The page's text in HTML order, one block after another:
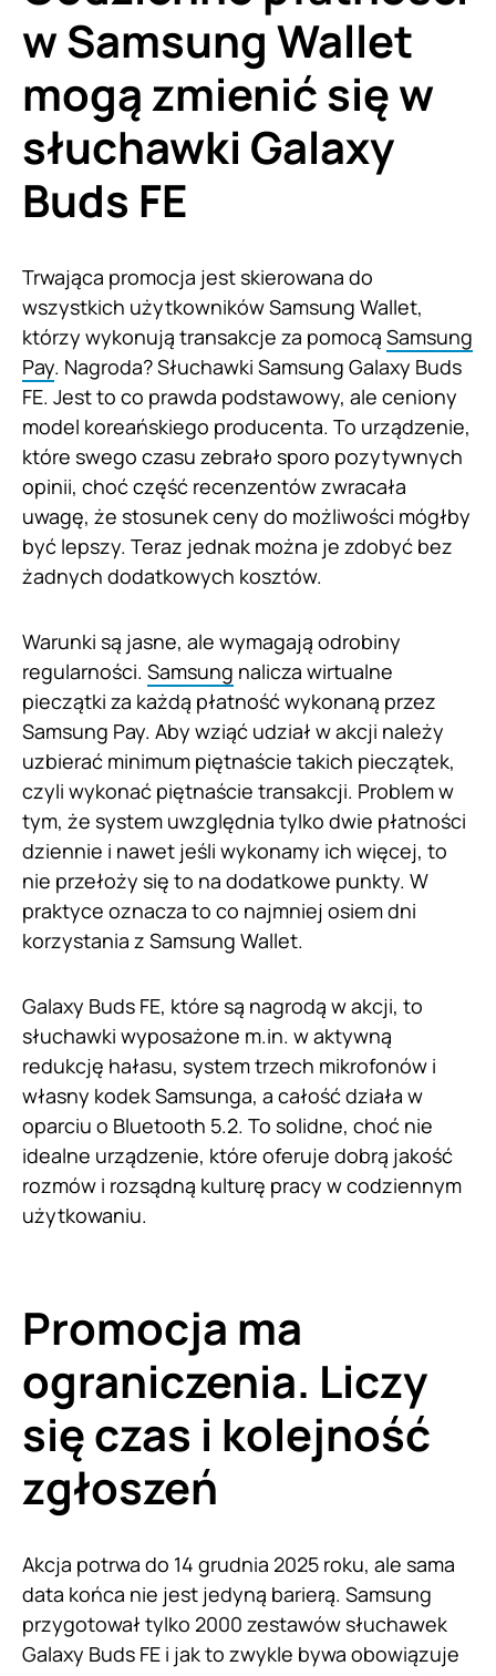
w Samsung Wallet
mogą zmienić się w
słuchawki Galaxy
Buds FE
Trwająca promocja jest skierowana do
wszystkich użytkowników Samsung Wallet,
którzy wykonują transakcje za pomocą Samsung
Pay. Nagroda? Słuchawki Samsung Galaxy Buds
FE. Jest to co prawda podstawowy, ale ceniony
model koreańskiego producenta. To urządzenie,
które swego czasu zebrało sporo pozytywnych
opinii, choć część recenzentów zwracała
uwagę, że stosunek ceny do możliwości mógłby
być lepszy. Teraz jednak można je zdobyć bez
żadnych dodatkowych kosztów.
Warunki są jasne, ale wymagają odrobiny
regularności. Samsung nalicza wirtualne
pieczątki za każdą płatność wykonaną przez
Samsung Pay. Aby wziąć udział w akcji należy
uzbierać minimum piętnaście takich pieczątek,
czyli wykonać piętnaście transakcji. Problem w
tym, że system uwzględnia tylko dwie płatności
dziennie i nawet jeśli wykonamy ich więcej, to
nie przełoży się to na dodatkowe punkty. W
praktyce oznacza to co najmniej osiem dni
korzystania z Samsung Wallet.
Galaxy Buds FE, które są nagrodą w akcji, to
słuchawki wyposażone m.in. w aktywną
redukcję hałasu, system trzech mikrofonów i
własny kodek Samsunga, a całość działa w
oparciu o Bluetooth 5.2. To solidne, choć nie
idealne urządzenie, które oferuje dobrą jakość
rozmów i rozsądną kulturę pracy w codziennym
użytkowaniu.
Promocja ma
ograniczenia. Liczy
się czas i kolejność
zgłoszeń
Akcja potrwa do 14 grudnia 2025 roku, ale sama
data końca nie jest jedyną barierą. Samsung
przygotował tylko 2000 zestawów słuchawek
Galaxy Buds FE i jak to zwykle bywa obowiązuje